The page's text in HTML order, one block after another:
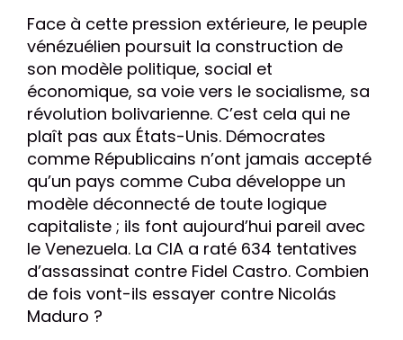
Face à cette pression extérieure, le peuple
vénézuélien poursuit la construction de
son modèle politique, social et
économique, sa voie vers le socialisme, sa
révolution bolivarienne. C’est cela qui ne
plaît pas aux États-Unis. Démocrates
comme Républicains n’ont jamais accepté
qu’un pays comme Cuba développe un
modèle déconnecté de toute logique
capitaliste ; ils font aujourd’hui pareil avec
le Venezuela. La CIA a raté 634 tentatives
d’assassinat contre Fidel Castro. Combien
de fois vont-ils essayer contre Nicolás
Maduro ?